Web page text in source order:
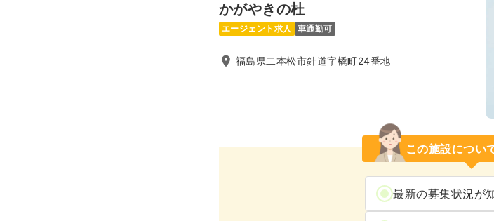
かがやきの杜
エージェント求人 車通勤可
福島県二本松市針道字橇町24番地
この施設につい
最新の募集状況が